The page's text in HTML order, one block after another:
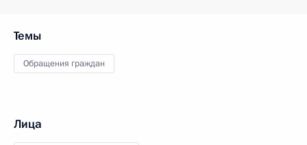
Темы
Обращения граждан
Лица